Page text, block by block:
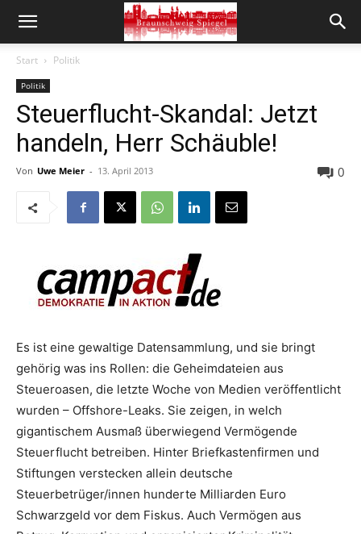
Start Politik
Politik
Steuerflucht-Skandal: Jetzt
handeln, Herr Schäuble!
Von Uwe Meier - 13. April 2013 0
Es ist eine gewaltige Datensammlung, und sie bringt
gehörig was ins Rollen: die Geheimdateien aus
Steueroasen, die letzte Woche von Medien veröffentlicht
wurden – Offshore-Leaks. Sie zeigen, in welch
gigantischem Ausmaß überwiegend Vermögende
Steuerflucht betreiben. Hinter Briefkastenfirmen und
Stiftungen verstecken allein deutsche
Steuerbetrüger/innen hunderte Milliarden Euro
Schwarzgeld vor dem Fiskus. Auch Vermögen aus